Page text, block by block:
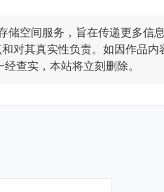
储空间服务，旨在传递更多信
对其真实性负责。如因作品
经查实，本站将立刻删除。